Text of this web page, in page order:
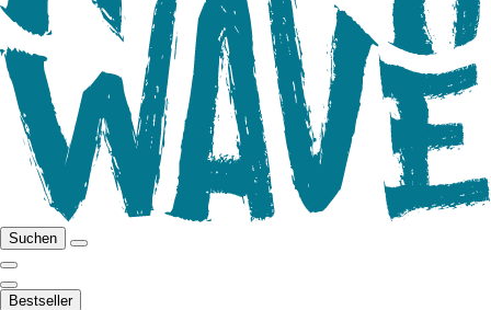
Suchen
Bestseller